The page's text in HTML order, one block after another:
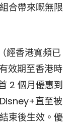
合帶來嘅無限
經香港寬頻已
效期至香港時
2 個月優惠到
直至被
束後生效。優